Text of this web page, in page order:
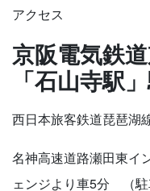
アクセス
京阪電気鉄
「石山寺駅
西日本旅客鉄道琵琶湖
名神高速道路瀬田東イ
ェンジより車5分 （駐